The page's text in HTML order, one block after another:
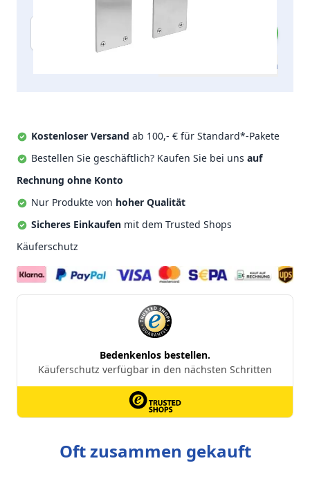
Menge
Zum Angebot hinzufügen
Kostenloser Versand ab 100,- € für Standard*-Pakete
Bestellen Sie geschäftlich? Kaufen Sie bei uns auf
Rechnung ohne Konto
Nur Produkte von hoher Qualität
Sicheres Einkaufen mit dem Trusted Shops
Käuferschutz
Oft zusammen gekauft